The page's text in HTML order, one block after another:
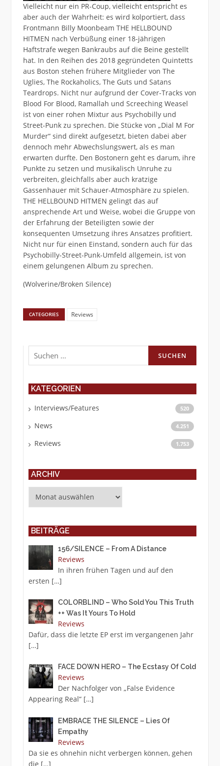
Vielleicht nur ein PR-Coup, vielleicht entspricht es
aber auch der Wahrheit: es wird kolportiert, dass
Frontmann Billy Moonbeam THE HELLBOUND
HITMEN nach Verbüßung einer 18-jährigen
Haftstrafe wegen Bankraubs auf die Beine gestellt
hat. In den Reihen des 2018 gegründeten Quintetts
aus Boston stehen frühere Mitglieder von The
Uglies, The Rockaholics, The Guts und Satans
Teardrops. Nicht nur aufgrund der Cover-Tracks von
Blood For Blood, Ramallah und Screeching Weasel
ist von einer rohen Mixtur aus Psychobilly und
Street-Punk zu sprechen. Die Stücke von „Dial M For
Murder“ sind direkt aufgesetzt, bieten dabei aber
dennoch mehr Abwechslungswert, als es man
erwarten durfte. Den Bostonern geht es darum, ihre
Punkte zu setzen und musikalisch Unruhe zu
verbreiten, gleichfalls aber auch kratzige
Gassenhauer mit Schauer-Atmosphäre zu spielen.
THE HELLBOUND HITMEN gelingt das auf
ansprechende Art und Weise, wobei die Gruppe von
der Erfahrung der Beteiligten sowie der
konsequenten Umsetzung ihres Ansatzes profitiert.
Nicht nur für einen Einstand, sondern auch für das
Psychobilly-Street-Punk-Umfeld allgemein, ist von
einem gelungenen Album zu sprechen.
(Wolverine/Broken Silence)
CATEGORIES Reviews
Suchen
nach:
KATEGORIEN
Interviews/Features 520
News 4.251
Reviews 1.753
ARCHIV
BEITRÄGE
156/SILENCE – From A Distance
Reviews
In ihren frühen Tagen und auf den
ersten […]
COLORBLIND – Who Sold You This Truth
++ Was It Yours To Hold
Reviews
Dafür, dass die letzte EP erst im vergangenen Jahr
[…]
FACE DOWN HERO – The Ecstasy Of Cold
Reviews
Der Nachfolger von „False Evidence
Appearing Real“ […]
EMBRACE THE SILENCE – Lies Of
Empathy
Reviews
Da sie es ohnehin nicht verbergen können, gehen
die […]